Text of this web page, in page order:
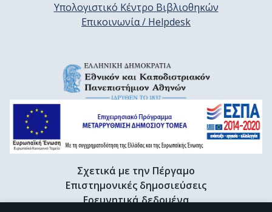
Υπολογιστικό Κέντρο Βιβλιοθηκών
Επικοινωνία / Helpdesk
Σχετικά με την Πέργαμο
Επιστημονικές δημοσιεύσεις
Ερευνητικά δεδομένα